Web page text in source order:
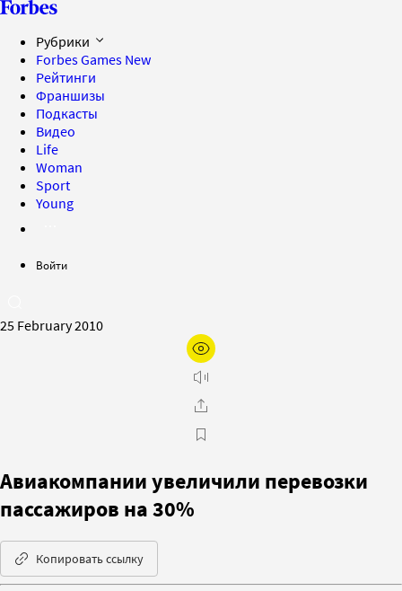
Рубрики
Forbes Games New
Рейтинги
Франшизы
Подкасты
Видео
Life
Woman
Sport
Young
Войти
25 February 2010
Авиакомпании увеличили перевозки
пассажиров на 30%
Копировать ссылку